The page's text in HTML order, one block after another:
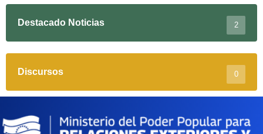
Destacado Noticias 2
Discursos 0